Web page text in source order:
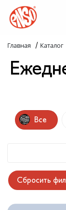
Главная / Каталог
Все
Сбросить